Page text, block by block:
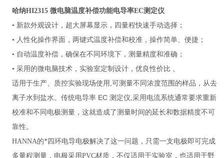
哈纳HI2315微电脑温度补偿功能电导率EC测定仪
• 新款外观设计，超大屏幕显示，四量程快速手动选择；
• 人性化操作界面，两键式温度补偿和校准，操作简单、便捷；
• 自动温度补偿，确保在不同环境下，测量精度和准确；
• 采用的微电脑技术，实验室定制设计，优良性价比 。
适用于生产、质控实验现场使用,可测量不同浓度范围的样品，从去
离子水到盐水。传统电导率 EC测定仪,采用电流系统通常要求重新
校准和不同电极测量，这就造成了测量时间的延长和数据精度不可
靠性。
HANNA的*四环电导电极解决了这一问题，只需一支电极即可完成
多量程测量，电极采用PVC材质，不仅适用于实验室，也适用于野